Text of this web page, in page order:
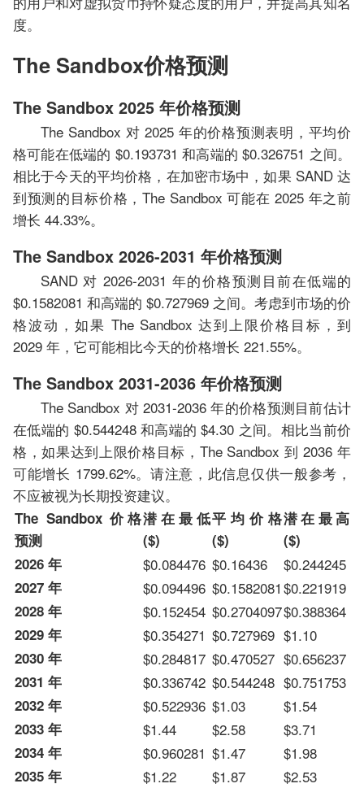
度。
The Sandbox价格预测
The Sandbox 2025 年价格预测
The Sandbox 对 2025 年的价格预测表明，平均价
格可能在低端的 $0.193731 和高端的 $0.326751 之间。
相比于今天的平均价格，在加密市场中，如果 SAND 达
到预测的目标价格，The Sandbox 可能在 2025 年之前
增长 44.33%。
The Sandbox 2026-2031 年价格预测
SAND 对 2026-2031 年的价格预测目前在低端的
$0.1582081 和高端的 $0.727969 之间。考虑到市场的价
格波动，如果 The Sandbox 达到上限价格目标，到
2029 年，它可能相比今天的价格增长 221.55%。
The Sandbox 2031-2036 年价格预测
The Sandbox 对 2031-2036 年的价格预测目前估计
在低端的 $0.544248 和高端的 $4.30 之间。相比当前价
格，如果达到上限价格目标，The Sandbox 到 2036 年
可能增长 1799.62%。请注意，此信息仅供一般参考，
不应被视为长期投资建议。
The Sandbox 价格
预测
潜在最低
($)
平均价格
($)
潜在最高
($)
2026 年
$0.084476 $0.16436 $0.244245
2027 年 $0.094496 $0.1582081 $0.221919
2028 年 $0.152454 $0.2704097$0.388364
2029 年 $0.354271 $0.727969 $1.10
2030 年 $0.284817 $0.470527 $0.656237
2031 年 $0.336742 $0.544248 $0.751753
2032 年 $0.522936 $1.03 $1.54
2033 年 $1.44 $2.58 $3.71
2034 年 $0.960281 $1.47 $1.98
2035 年 $1.22 $1.87 $2.53